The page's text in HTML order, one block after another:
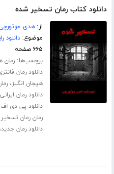
دانلود کتاب رمان تسخیر شده
از:هدی
موضوع:دانلود
۶۶۵ صفحه
برچسب‌ها:رمان
دانلود رمان
هیجان انگیز،
دانلود رمان ایرانی
دانلود پی دی
رمان رمان
دانلود رمان جدید